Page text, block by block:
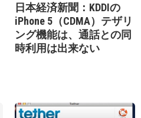
日本経済新聞：KDDIの
iPhone 5（CDMA）テザリ
ング機能は、通話との同
時利用は出来ない